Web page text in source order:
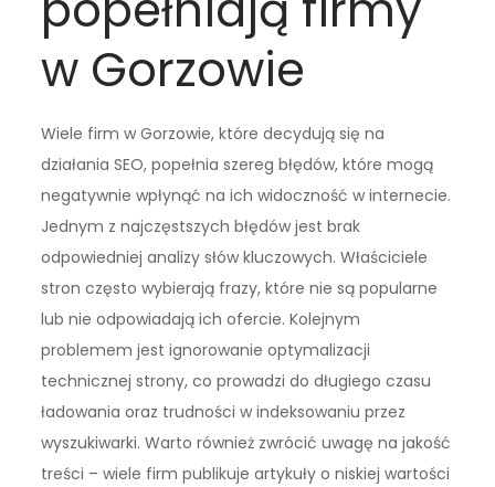
w Gorzowie
Wiele firm w Gorzowie, które decydują się na
działania SEO, popełnia szereg błędów, które mogą
negatywnie wpłynąć na ich widoczność w internecie.
Jednym z najczęstszych błędów jest brak
odpowiedniej analizy słów kluczowych. Właściciele
stron często wybierają frazy, które nie są popularne
lub nie odpowiadają ich ofercie. Kolejnym
problemem jest ignorowanie optymalizacji
technicznej strony, co prowadzi do długiego czasu
ładowania oraz trudności w indeksowaniu przez
wyszukiwarki. Warto również zwrócić uwagę na jakość
treści – wiele firm publikuje artykuły o niskiej wartości